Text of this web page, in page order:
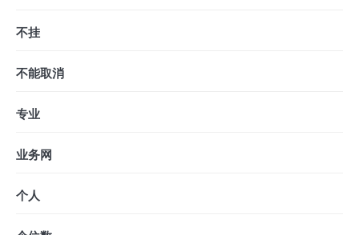
不挂
不能取消
专业
业务网
个人